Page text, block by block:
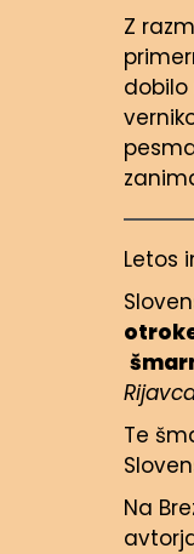
Z
dobilo
Letos
Te
Na